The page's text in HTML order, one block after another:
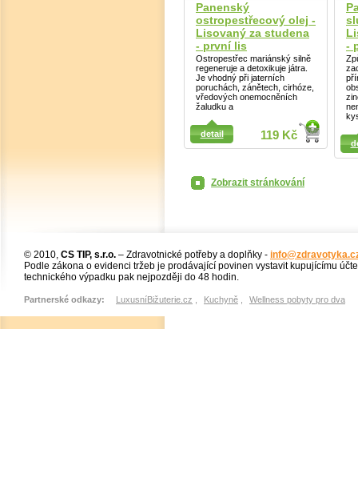
Panenský
ostropestřecový olej -
Lisovaný za studena
- první lis
Ostropestřec mariánský silně
regeneruje a detoxikuje játra.
Je vhodný při jaterních
poruchách, zánětech, cirhóze,
vředových onemocněních
žaludku a
119 Kč
detail
-
Detail
Zobrazit stránkování
© 2010, CS TIP, s.r.o. – Zdravotnické potřeby a doplňky -
Podle zákona o evidenci tržeb je prodávající povinen vystavit kupujícímu
technického výpadku pak nejpozději do 48 hodin.
Partnerské odkazy: LuxusníBižuterie.cz Kuchyně Wellness pobyty pro dva